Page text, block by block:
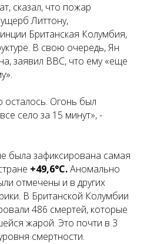
сказал, что пожар
Литтону,
Британская Колумбия,
В свою очередь, Ян
заявил BBC, что ему «еще
осталось. Огонь был
село за 15 минут», -
была зафиксирована самая
+49,6°C.Аномально
отмечены и в других
В Британской Колумбии
486 смертей, которые
жарой. Это почти в 3
смертности.